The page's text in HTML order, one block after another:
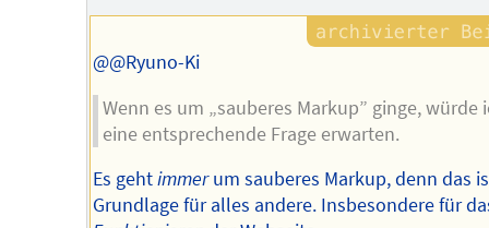
@@Ryuno-Ki
Wenn es um „sauberes Markup” ginge, würde
eine entsprechende Frage erwarten.
Es gehtimmerum sauberes Markup, denn das
Grundlage für alles andere. Insbesondere für